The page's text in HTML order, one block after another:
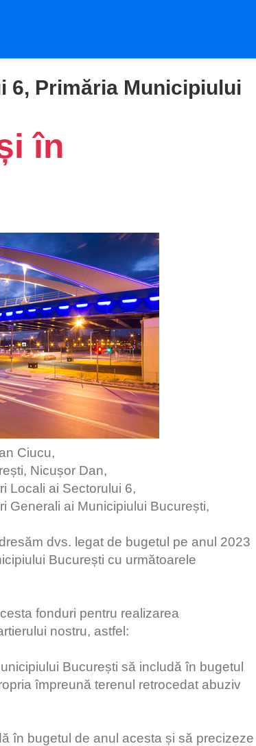
6, Primăria Municipiului
în
Ciucu,
Nicușor Dan,
Locali ai Sectorului 6,
Generali ai Municipiului București,
dvs. legat de bugetul pe anul 2023
București cu următoarele
fonduri pentru realizarea
nostru, astfel:
București să includă în bugetul
împreună terenul retrocedat abuziv
în bugetul de anul acesta și să precizeze